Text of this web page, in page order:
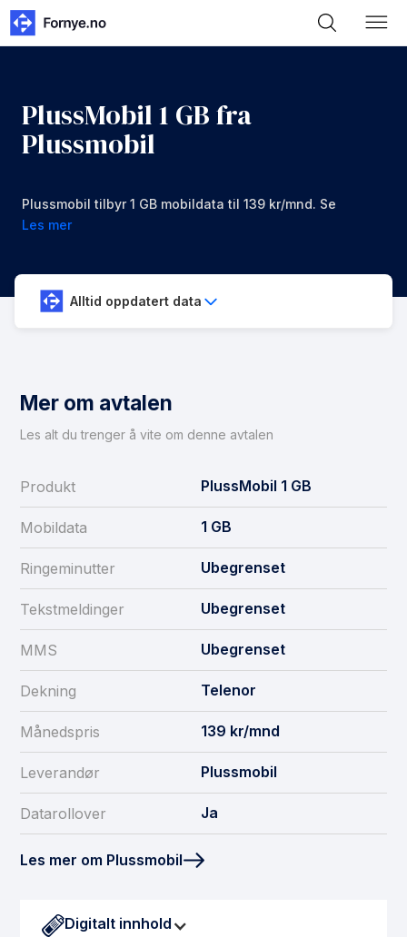
PlussMobil 1 GB fra
Plussmobil
Plussmobil tilbyr 1 GB mobildata til 139 kr/mnd. Se
om denne avtalen er noe for deg.
Les mer
Alltid oppdatert data
Mer om avtalen
Les alt du trenger å vite om denne avtalen
Produkt PlussMobil 1 GB
Mobildata 1 GB
Ringeminutter Ubegrenset
Tekstmeldinger Ubegrenset
MMS Ubegrenset
Dekning Telenor
Månedspris 139 kr/mnd
Leverandør Plussmobil
Datarollover Ja
Les mer om Plussmobil
Digitalt innhold